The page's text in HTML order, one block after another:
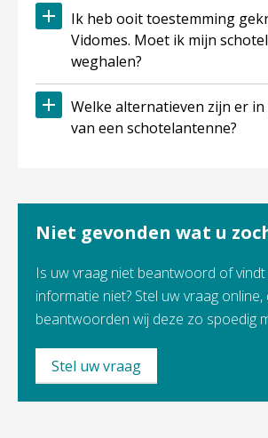
Ik heb ooit toestemming gekregen van
Vidomes. Moet ik mijn
weghalen?
Welke alternatieven zijn er in plaats
van een schotelantenne?
Niet gevonden wat u
Is uw vraag niet beantwoord of
informatie niet? Stel uw vraag online,
beantwoorden wij deze zo spoedig
Stel uw vraag